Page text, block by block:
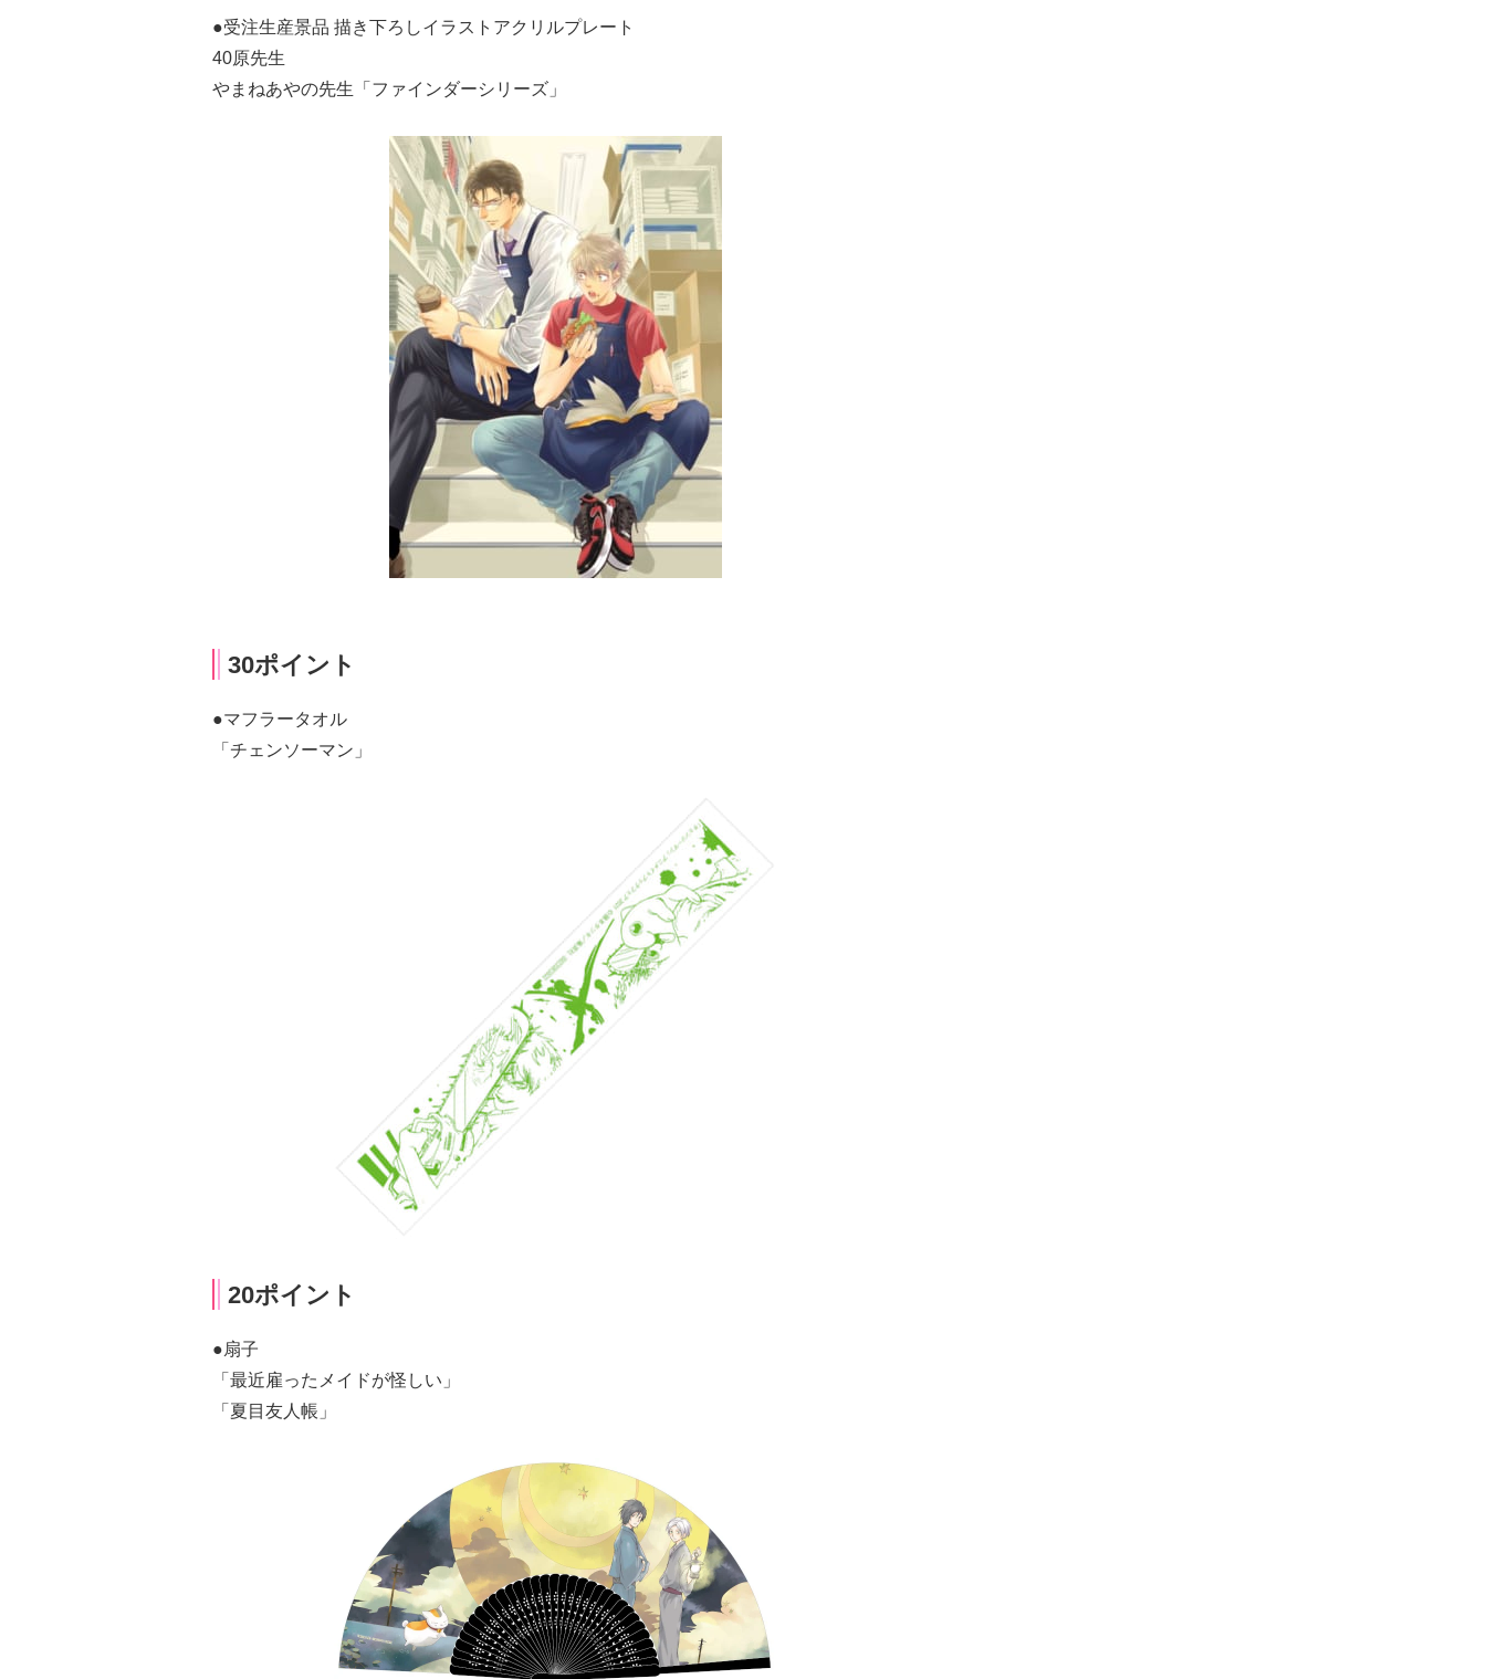
●受注生産景品 描き下ろしイラストアクリルプレート
40原先生
やまねあやの先生「ファインダーシリーズ」
30ポイント
●マフラータオル
「チェンソーマン」
20ポイント
●扇子
「最近雇ったメイドが怪しい」
「夏目友人帳」